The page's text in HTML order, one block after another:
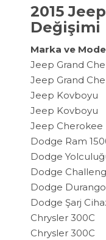
2015
Değişimi
Marka ve
Jeep Grand
Jeep Grand
Jeep Kovboyu
Jeep Kovboyu
Jeep Cherokee
Dodge Ram
Dodge
Dodge
Dodge Durango
Dodge Şarj
Chrysler 300C
Chrysler 300C